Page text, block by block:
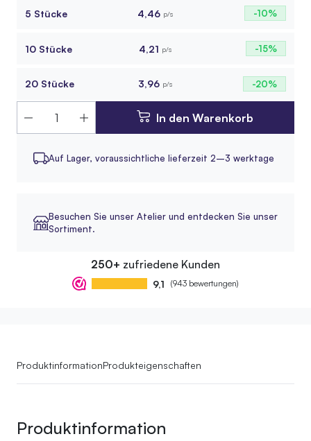
5 Stücke 4,46 p/s -10%
10 Stücke 4,21 p/s -15%
20 Stücke 3,96 p/s -20%
In den Warenkorb
Auf Lager, voraussichtliche lieferzeit 2–3 werktage
Besuchen Sie unser Atelier und entdecken Sie unser
Sortiment.
250+ zufriedene Kunden
9,1 (943 bewertungen)
ProduktinformationProdukteigenschaften
Produktinformation